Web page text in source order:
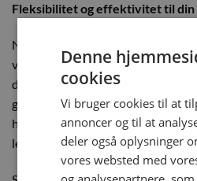
Fleksibilitet og effektivitet til din
Når du har brug for en alsidig og
væskestyring, er Dyros
den perfekte partner. Med 6 blå
giver denne model dig den
håndtere komplekse
lethed.
Denne
cookies
Vi bruger cookies til at
annoncer og til at
deler også oplysninger
vores websted med